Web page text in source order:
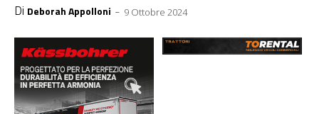
Di Deborah Appolloni - 9 Ottobre 2024